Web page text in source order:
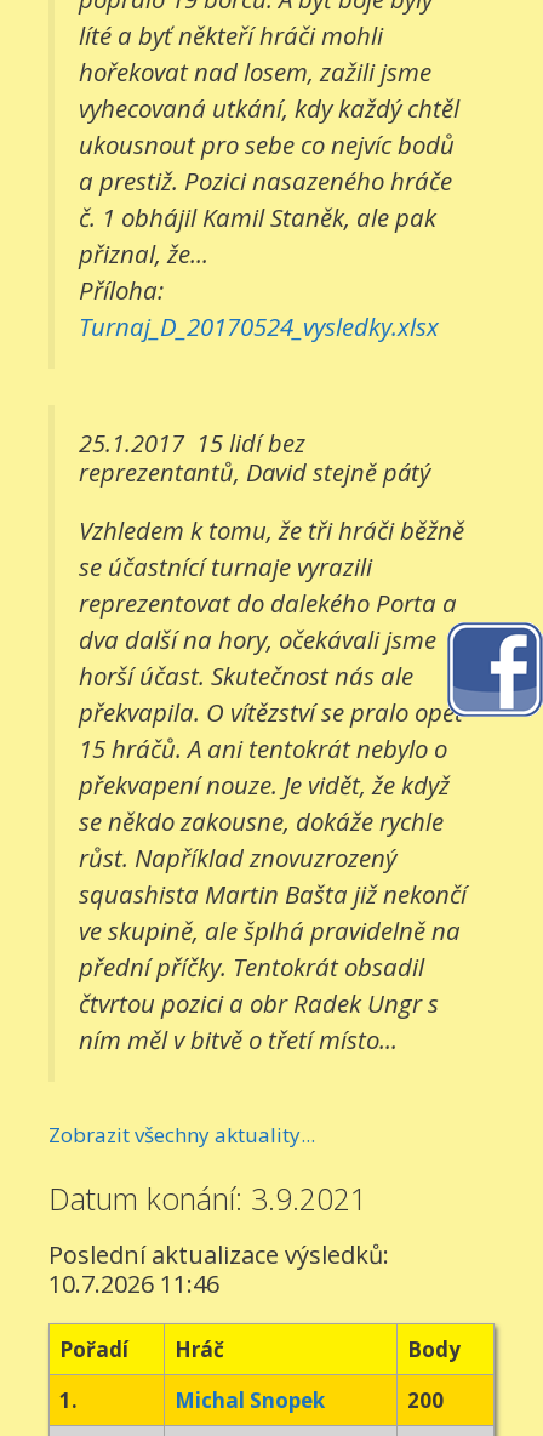
líté a byť někteří hráči mohli
hořekovat nad losem, zažili jsme
vyhecovaná utkání, kdy každý chtěl
ukousnout pro sebe co nejvíc bodů
a prestiž. Pozici nasazeného hráče
č. 1 obhájil Kamil Staněk, ale pak
přiznal, že...
Příloha:
Turnaj_D_20170524_vysledky.xlsx
25.1.2017 15 lidí bez
reprezentantů, David stejně pátý
Vzhledem k tomu, že tři hráči běžně
se účastnící turnaje vyrazili
reprezentovat do dalekého Porta a
dva další na hory, očekávali jsme
horší účast. Skutečnost nás ale
překvapila. O vítězství se pralo opět
15 hráčů. A ani tentokrát nebylo o
překvapení nouze. Je vidět, že když
se někdo zakousne, dokáže rychle
růst. Například znovuzrozený
squashista Martin Bašta již nekončí
ve skupině, ale šplhá pravidelně na
přední příčky. Tentokrát obsadil
čtvrtou pozici a obr Radek Ungr s
ním měl v bitvě o třetí místo...
Zobrazit všechny aktuality...
Datum konání: 3.9.2021
Poslední aktualizace výsledků:
10.7.2026 11:46
Pořadí Hráč
Body
1.
Michal Snopek
200